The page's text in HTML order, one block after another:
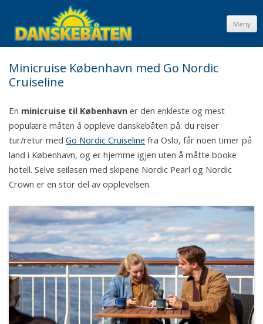
Meny
Minicruise København med Go Nordic
Cruiseline
En minicruise til København er den enkleste og mest
populære måten å oppleve danskebåten på: du reiser
tur/retur med Go Nordic Cruiseline fra Oslo, får noen timer på
land i København, og er hjemme igjen uten å måtte booke
hotell. Selve seilasen med skipene Nordic Pearl og Nordic
Crown er en stor del av opplevelsen.